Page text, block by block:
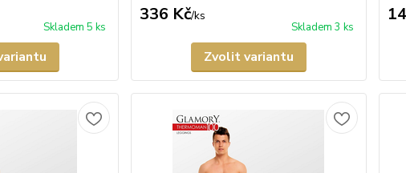
Skladem 5 ks
336 Kč/ks
Skladem 3 ks
Zvolit variantu